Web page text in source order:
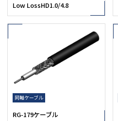
Low LossHD1.0/4.8
同軸ケーブル
RG-179ケーブル